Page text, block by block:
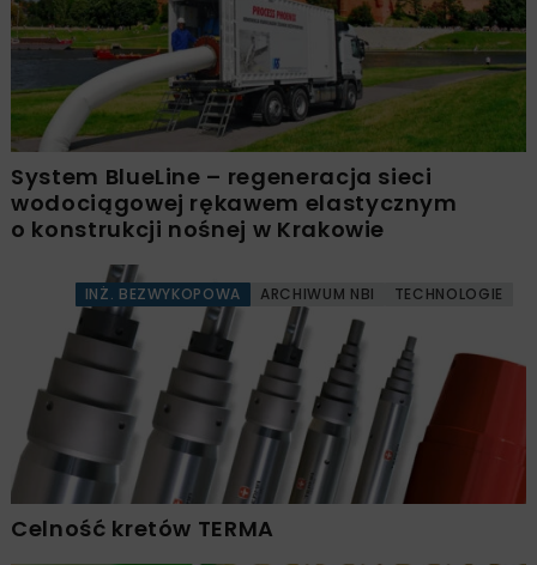
System BlueLine – regeneracja sieci
wodociągowej rękawem elastycznym
o konstrukcji nośnej w Krakowie
INŻ. BEZWYKOPOWA ARCHIWUM NBI TECHNOLOGIE
Celność kretów TERMA